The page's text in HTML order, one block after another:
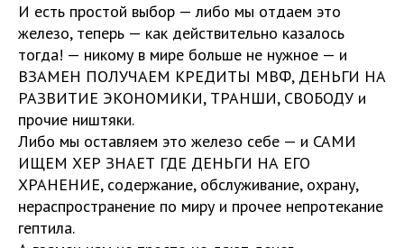
И есть простой выбор — либо мы отдаем это
железо, теперь — как действительно казалось
тогда! — никому в мире больше не нужное — и
ВЗАМЕН ПОЛУЧАЕМ КРЕДИТЫ МВФ, ДЕНЬГИ НА
РАЗВИТИЕ ЭКОНОМИКИ, ТРАНШИ, СВОБОДУ и
прочие ништяки.
Либо мы оставляем это железо себе — и САМИ
ИЩЕМ ХЕР ЗНАЕТ ГДЕ ДЕНЬГИ НА ЕГО
ХРАНЕНИЕ, содержание, обслуживание, охрану,
нераспространение по миру и прочее непротекание
гептила.